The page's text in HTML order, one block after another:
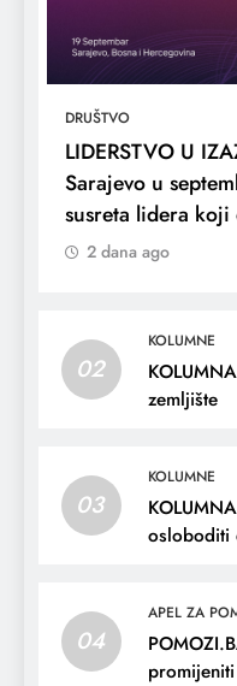
DRUŠTVO
LIDERSTVO U
Sarajevo u
susreta lidera
2 dana ago
02
KOLUMNE
zemljište
03
KOLUMNE
osloboditi
04
APEL ZA